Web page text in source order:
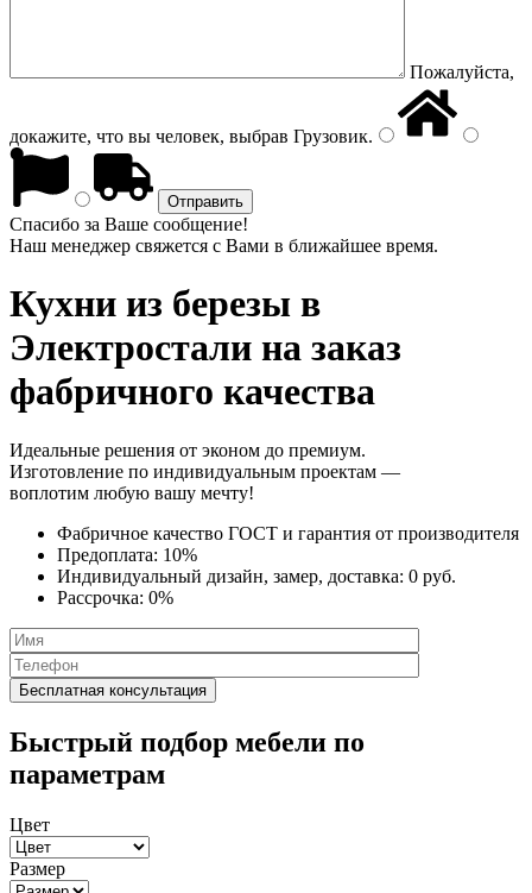
Пожалуйста,
докажите, что вы человек, выбрав Грузовик.
Спасибо за Ваше сообщение!
Наш менеджер свяжется с Вами в ближайшее время.
Кухни из березы в
Электростали на заказ
фабричного качества
Идеальные решения от эконом до премиум.
Изготовление по индивидуальным проектам —
воплотим любую вашу мечту!
Фабричное качество ГОСТ и гарантия от производителя
Предоплата: 10%
Индивидуальный дизайн, замер, доставка: 0 руб.
Рассрочка: 0%
Быстрый подбор мебели по
параметрам
Цвет
Размер